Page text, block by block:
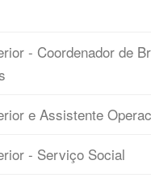
- Coordenador de
e Assistente
- Serviço Social